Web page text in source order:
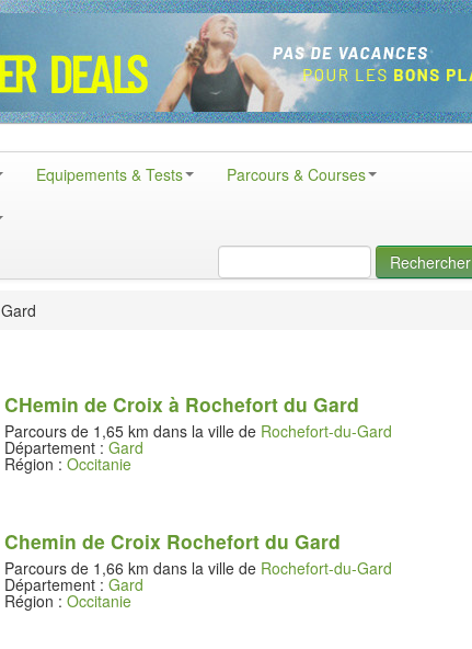
Equipements & Tests
Parcours & Courses
Rechercher
Gard
CHemin de Croix à Rochefort du Gard
Parcours de 1,65 km dans la ville de Rochefort-du-Gard
Département : Gard
Région : Occitanie
Chemin de Croix Rochefort du Gard
Parcours de 1,66 km dans la ville de Rochefort-du-Gard
Département : Gard
Région : Occitanie